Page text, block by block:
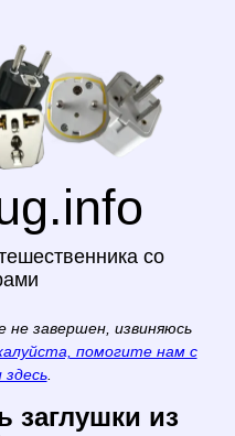
со
завершен, извиняюсь
помогите нам с
.
заглушки из